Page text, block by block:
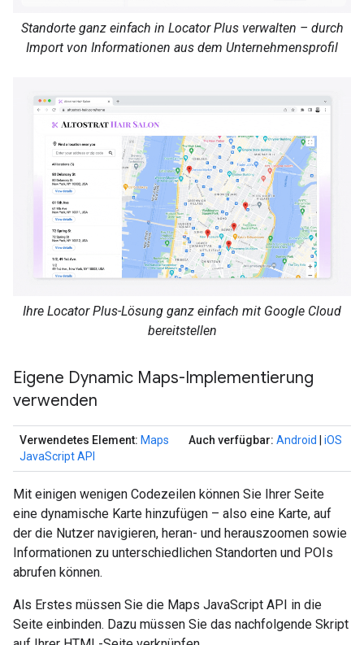
Standorte ganz einfach in Locator Plus verwalten – durch
Import von Informationen aus dem Unternehmensprofil
Ihre Locator Plus-Lösung ganz einfach mit Google Cloud
bereitstellen
Eigene Dynamic Maps-Implementierung
verwenden
Verwendetes Element: Maps
JavaScript API
Auch verfügbar: Android iOS
Mit einigen wenigen Codezeilen können Sie Ihrer Seite
eine dynamische Karte hinzufügen – also eine Karte, auf
der die Nutzer navigieren, heran- und herauszoomen sowie
Informationen zu unterschiedlichen Standorten und POIs
abrufen können.
Als Erstes müssen Sie die Maps JavaScript API in die
Seite einbinden. Dazu müssen Sie das nachfolgende Skript